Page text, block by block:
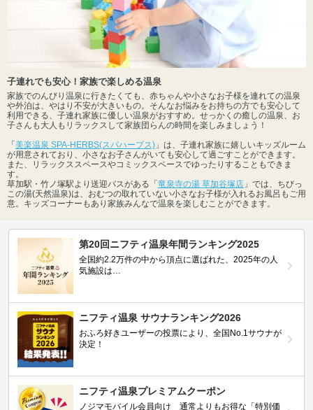
子連れでも安心！家族で楽しめる温泉
家族でのんびり温泉に行きたくても、赤ちゃんや小さなお子様を連れての温泉
や外泊は、やはり不安が大きいもの。そんなお悩みをお持ちの方でも安心して
利用できる、子連れ家族に優しい温泉がおすすめ。せっかくの癒しの温泉、お
子さんも大人もリラックスして家族団らんの時間を楽しみましょう！
「美楽温泉 SPA-HERBS(スパハーブス) 」は、子連れ家族に嬉しいキッズルーム
が用意されており、小さなお子さんがいても安心して過ごすことができます。
また、リラックススペースやコミックスペースでゆったりすることもできま
す。
草加駅・竹ノ塚駅より送迎バスがある「竜泉寺の湯 草加谷塚店 」では、ちびっ
この湯(天然温泉)は、おむつの取れていない小さなお子様が入れるお風呂もご用
意。キッズコーナーもあり家族みんなで温泉を楽しむことができます。
第20回ニフティ温泉年間ランキング2025
全国約2.2万件の中から頂点に選ばれた、2025年の人
気施設は…
ニフティ温泉 サウナランキング2026
おふろ好きユーザーの投票により、全国No.1サウナが
決定！
ニフティ温泉プレミアムクーポン
ノジマモバイル会員向け 通常よりもお得な「特別価